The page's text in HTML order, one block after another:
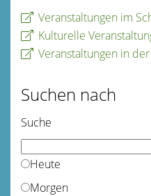
Veranstaltungen im
Kulturelle
Veranstaltungen in
Suchen nach
Suche
Heute
Morgen